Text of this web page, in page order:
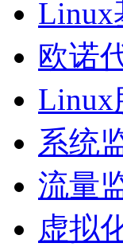
Linux
欧诺
Linux
系统
流量
虚拟